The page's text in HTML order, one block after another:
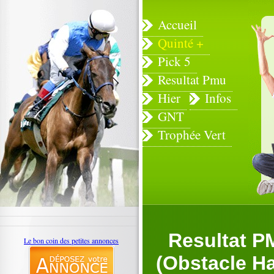
Accueil
Quinté +
Pick 5
Resultat Pmu
Hier
Infos
GNT
Trophée Vert
Resultat
(Obstacle
Le bon coin des petites annonces